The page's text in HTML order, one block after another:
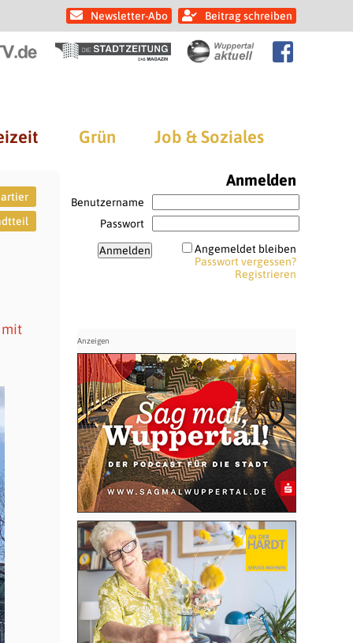
Newsletter-Abo Beitrag schreiben
Grün Job & Soziales
mit
Anmelden
Benutzername
Passwort
Angemeldet bleiben
Passwort vergessen?
Registrieren